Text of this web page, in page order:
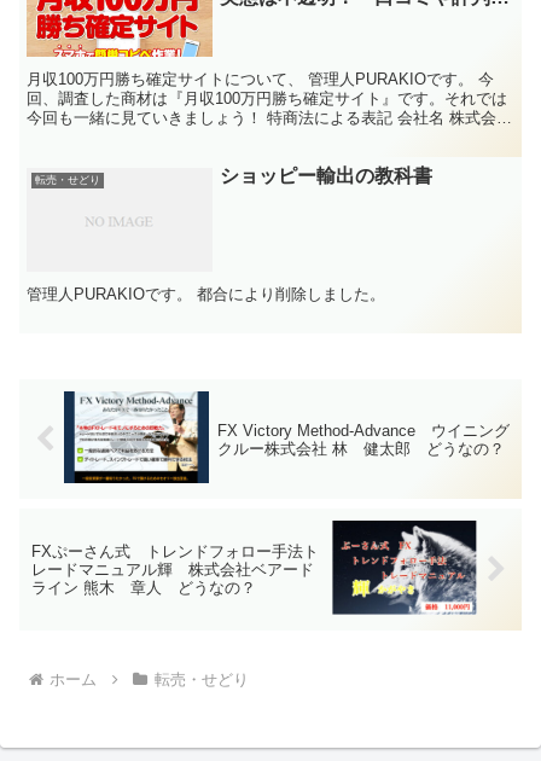
月収100万円勝ち確定サイトについて、 管理人PURAKIOです。 今
回、調査した商材は『月収100万円勝ち確定サイト』です。それでは
今回も一緒に見ていきましょう！ 特商法による表記 会社名 株式会社
転売・せどり ショッピー輸出の教科書
管理人PURAKIOです。 都合により削除しました。
FX Victory Method-Advance ウイニング
クルー株式会社 林 健太郎 どうなの？
FXぷーさん式 トレンドフォロー手法ト
レードマニュアル輝 株式会社ベアード
ライン 熊木 章人 どうなの？
ホーム 転売・せどり